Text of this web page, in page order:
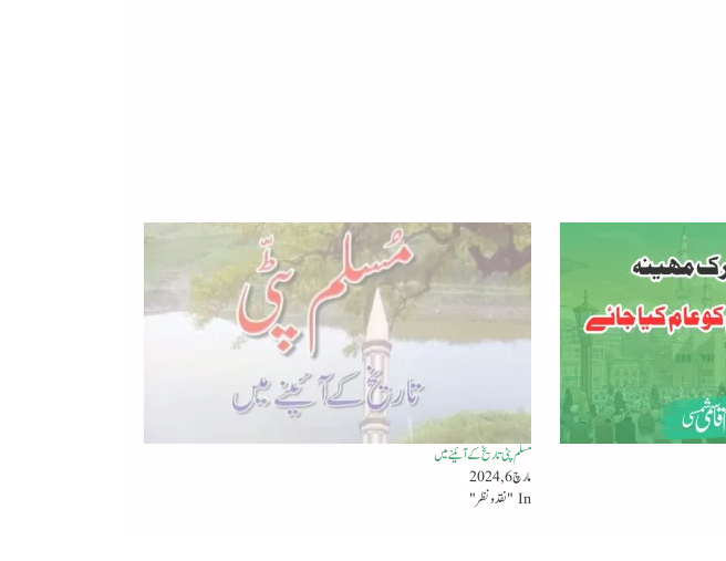
مسلم پٹی تاریخ کے آئینے میں
مارچ 6, 2024
In "نقد ونظر"